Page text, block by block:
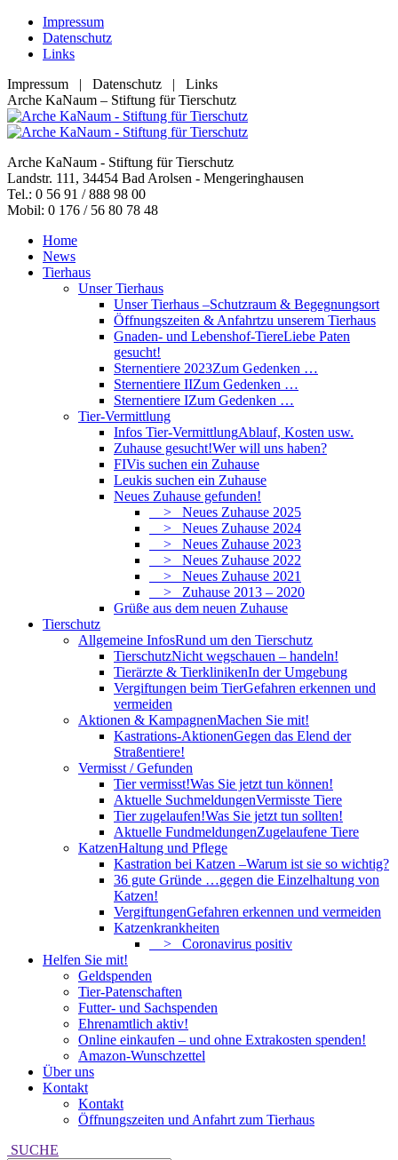
Zum
Inhalt
springen
Impressum
Datenschutz
Links
Impressum | Datenschutz | Links
Facebook
page
opens
new
window
YouTube
page
opens
new
window
RSS
page
opens
new
window
E-
Mail
page
in
new
window
Arche KaNaum – Stiftung für Tierschutz
Arche KaNaum - Stiftung für Tierschutz
Landstr. 111, 34454 Bad Arolsen - Mengeringhausen
Tel.: 0 56 91 / 888 98 00
Mobil: 0 176 / 56 80 78 48
Home
News
Tierhaus
Unser Tierhaus
Unser Tierhaus –Schutzraum & Begegnungsort
Öffnungszeiten & Anfahrtzu unserem Tierhaus
Gnaden- und Lebenshof-TiereLiebe Paten
gesucht!
Sternentiere 2023Zum Gedenken …
Sternentiere IIZum Gedenken …
Sternentiere IZum Gedenken …
Tier-Vermittlung
Infos Tier-VermittlungAblauf, Kosten usw.
Zuhause gesucht!Wer will uns haben?
FIVis suchen ein Zuhause
Leukis suchen ein Zuhause
Neues Zuhause gefunden!
> Neues Zuhause 2025
> Neues Zuhause 2024
> Neues Zuhause 2023
> Neues Zuhause 2022
> Neues Zuhause 2021
> Zuhause 2013 – 2020
Grüße aus dem neuen Zuhause
Tierschutz
Allgemeine InfosRund um den Tierschutz
TierschutzNicht wegschauen – handeln!
Tierärzte & TierklinikenIn der Umgebung
Vergiftungen beim TierGefahren erkennen und
vermeiden
Aktionen & KampagnenMachen Sie mit!
Kastrations-AktionenGegen das Elend der
Straßentiere!
Vermisst / Gefunden
Tier vermisst!Was Sie jetzt tun können!
Aktuelle SuchmeldungenVermisste Tiere
Tier zugelaufen!Was Sie jetzt tun sollten!
Aktuelle FundmeldungenZugelaufene Tiere
KatzenHaltung und Pflege
Kastration bei Katzen –Warum ist sie so wichtig?
36 gute Gründe …gegen die Einzelhaltung von
Katzen!
VergiftungenGefahren erkennen und vermeiden
Katzenkrankheiten
> Coronavirus positiv
Helfen Sie mit!
Geldspenden
Tier-Patenschaften
Futter- und Sachspenden
Ehrenamtlich aktiv!
Online einkaufen – und ohne Extrakosten spenden!
Amazon-Wunschzettel
Über uns
Kontakt
Kontakt
Öffnungszeiten und Anfahrt zum Tierhaus
Search:
SUCHE